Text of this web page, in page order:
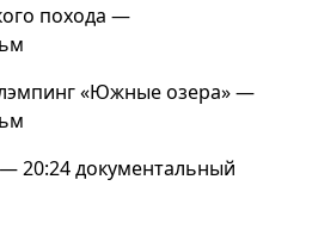
похода —
«Южные озера»—
20:24документальный